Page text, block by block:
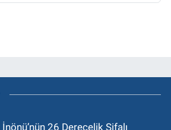
İnönü’nün 26 Derecelik Şifalı